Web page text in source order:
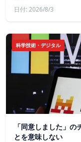
日付: 2026/8/3
科学技術・デジタル
「同意しました」
とを意味しない